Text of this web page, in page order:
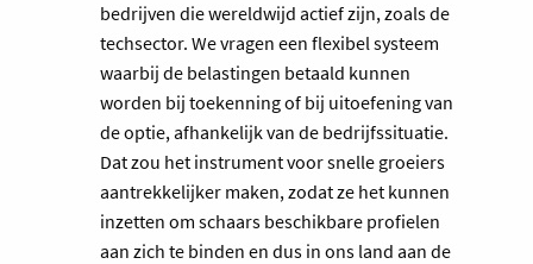
bedrijven die wereldwijd actief zijn, zoals de
techsector. We vragen een flexibel systeem
waarbij de belastingen betaald kunnen
worden bij toekenning of bij uitoefening van
de optie, afhankelijk van de bedrijfssituatie.
Dat zou het instrument voor snelle groeiers
aantrekkelijker maken, zodat ze het kunnen
inzetten om schaars beschikbare profielen
aan zich te binden en dus in ons land aan de